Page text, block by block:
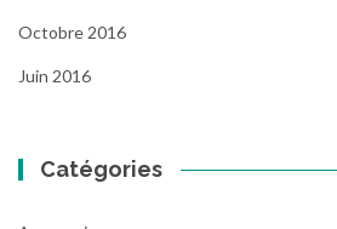
Octobre 2016
Juin 2016
Catégories